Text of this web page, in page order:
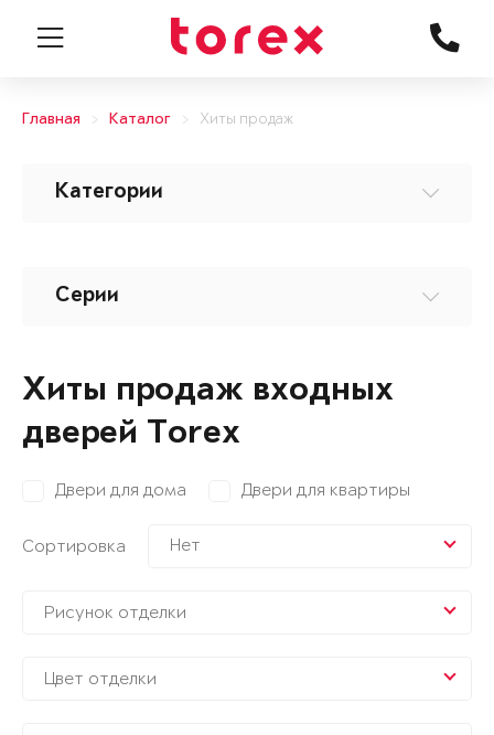
Главная Каталог Хиты продаж
Категории
Серии
Хиты продаж входных
дверей Torex
Двери для дома Двери для квартиры
Сортировка Нет
Рисунок отделки
Цвет отделки